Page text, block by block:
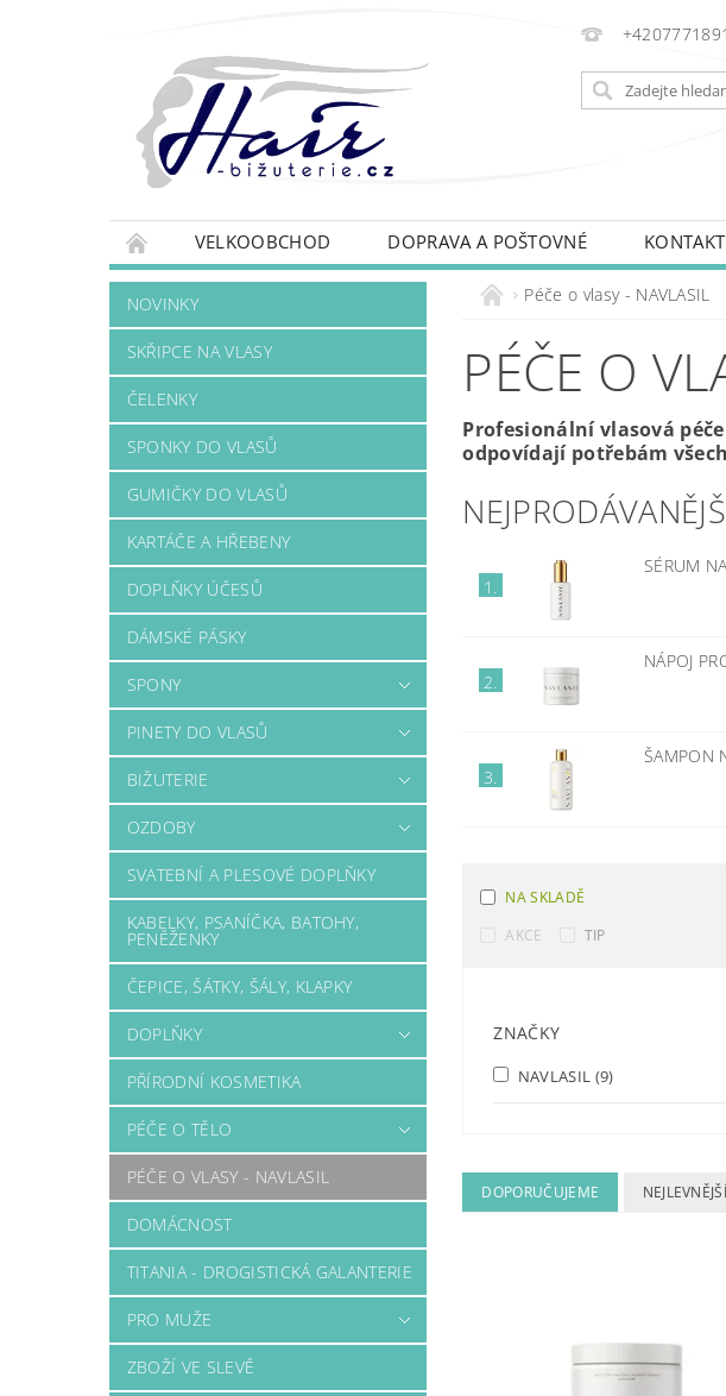
VELKOOBCHOD DOPRAVA A POŠTOVNÉ
NOVINKY
SKŘIPCE NA VLASY
ČELENKY
SPONKY DO VLASŮ
GUMIČKY DO VLASŮ
KARTÁČE A HŘEBENY
DOPLŇKY ÚČESŮ
DÁMSKÉ PÁSKY
SPONY
PINETY DO VLASŮ
BIŽUTERIE
OZDOBY
SVATEBNÍ A PLESOVÉ DOPLŇKY
KABELKY, PSANÍČKA, BATOHY,
PENĚŽENKY
ČEPICE, ŠÁTKY, ŠÁLY, KLAPKY
DOPLŇKY
PŘÍRODNÍ KOSMETIKA
PÉČE O TĚLO
PÉČE O VLASY - NAVLASIL
DOMÁCNOST
TITANIA - DROGISTICKÁ GALANTERIE
PRO MUŽE
ZBOŽÍ VE SLEVĚ
Péče o vlasy - NAVLASIL
PÉČE O
Profesionální vlasová
odpovídají potřebám
1.
SÉRUM
2.
NÁPOJ
3.
ŠAMPON
NA SKLADĚ
AKCE
TIP
ZNAČKY
NAVLASIL (9)
DOPORUČUJEME NEJLEVNĚJŠÍ